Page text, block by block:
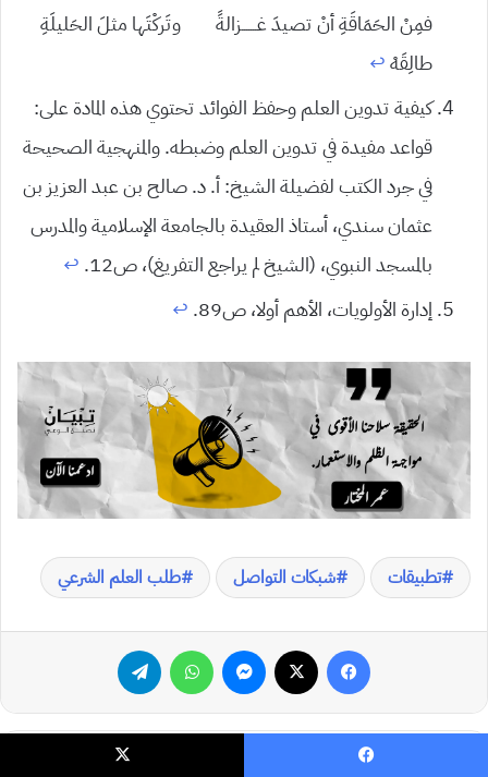
فمِنْ الحَمَاقَةِ أنْ تصيدَ غـــــــزالةً وتَركْتَها مثلَ الحَليلَةِ
طالِقَهْ↩︎
كيفية تدوين العلم وحفظ الفوائد تحتوي هذه المادة على:
قواعد مفيدة في تدوين العلم وضبطه. والمنهجية الصحيحة
في جرد الكتب لفضيلة الشيخ: أ. د. صالح بن عبد العزيز بن
عثمان سندي، أستاذ العقيدة بالجامعة الإسلامية والمدرس
بالمسجد النبوي، (الشيخ لم يراجع التفريغ)، ص12.
↩︎
إدارة الأولويات، الأهم أولا، ص89.
↩︎
تطبيقات شبكات التواصل طلب العلم الشرعي
فيسبوك ماسنجر واتساب